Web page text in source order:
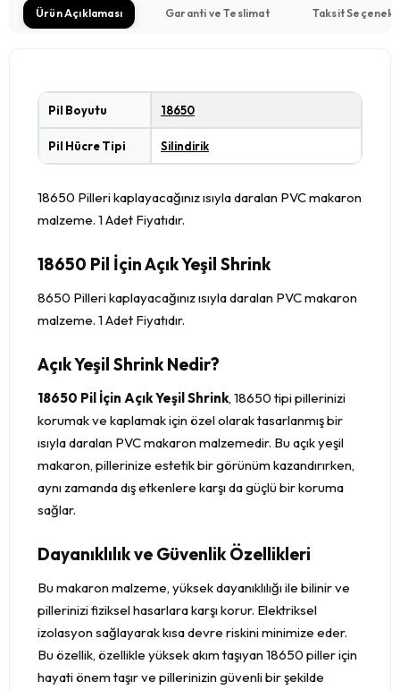
Ürün Açıklaması Garanti ve Teslimat Taksit
Pil Boyutu 18650
Pil Hücre Tipi Silindirik
18650 Pilleri kaplayacağınız ısıyla daralan PVC makaron
malzeme. 1 Adet Fiyatıdır.
18650 Pil İçin Açık Yeşil Shrink
8650 Pilleri kaplayacağınız ısıyla daralan PVC makaron
malzeme. 1 Adet Fiyatıdır.
Açık Yeşil Shrink Nedir?
18650 Pil İçin Açık Yeşil Shrink, 18650 tipi pillerinizi
korumak ve kaplamak için özel olarak tasarlanmış bir
ısıyla daralan PVC makaron malzemedir. Bu açık yeşil
makaron, pillerinize estetik bir görünüm kazandırırken,
aynı zamanda dış etkenlere karşı da güçlü bir koruma
sağlar.
Dayanıklılık ve Güvenlik Özellikleri
Bu makaron malzeme, yüksek dayanıklılığı ile bilinir ve
pillerinizi fiziksel hasarlara karşı korur. Elektriksel
izolasyon sağlayarak kısa devre riskini minimize eder.
Bu özellik, özellikle yüksek akım taşıyan 18650 piller için
hayati önem taşır ve pillerinizin güvenli bir şekilde